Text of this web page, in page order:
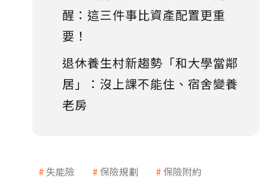
醒：這三件事比資產配置更重
要！
退休養生村新趨勢「和大學當鄰
居」：沒上課不能住、宿舍變養
老房
失能險 保險規劃
保險附約